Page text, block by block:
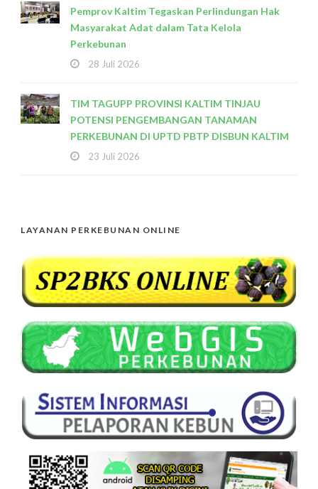
Pemprov Kaltim Tegaskan Perlindungan Hak
Masyarakat Adat dalam Tata Kelola
Perkebunan
28 Juli 2026
TIM TAGUPP PROVINSI KALTIM TINJAU
POTENSI PENGEMBANGAN TANAMAN
PERKEBUNAN DI UPTD PBTP DISBUN KALTIM
23 Juli 2026
LAYANAN PERKEBUNAN ONLINE